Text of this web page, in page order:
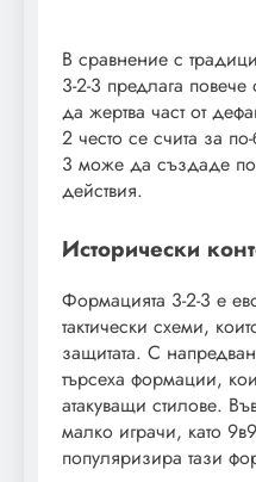
В сравнение с
3-2-3 предлага
да жертва част от
2 често се счита за
3 може да създаде
действия.
Исторически
Формацията 3-2-3 е
тактически схеми,
защитата. С
търсеха формации,
атакуващи стилове.
малко играчи, като
популяризира тази